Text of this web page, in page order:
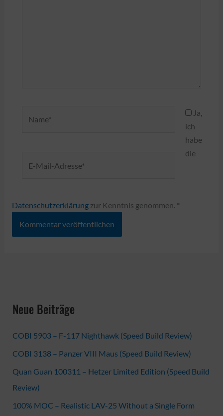
Mail-
Ja,
ich
habe
die
Datenschutzerklärungzur Kenntnis genommen. *
Neue Beiträge
COBI 5903 – F-117 Nighthawk (Speed Build Review)
COBI 3138 – Panzer VIII Maus (Speed Build Review)
Quan Guan 100311 – Hetzer Limited Edition (Speed Build
Review)
100% MOC – Realistic LAV-25 Without a Single Form